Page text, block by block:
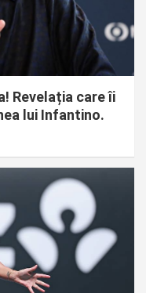
Revelația care îi
lui Infantino.